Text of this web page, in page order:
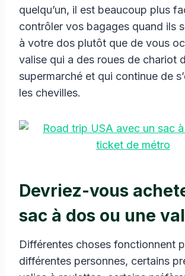
quelqu’un, il est beaucoup plus
contrôler vos bagages quand ils
à votre dos plutôt que de vous
valise qui a des roues de chariot
supermarché et qui continue de
les chevilles.
Devriez-vous
sac à dos ou une
Différentes choses fonctionnent
différentes personnes, certains